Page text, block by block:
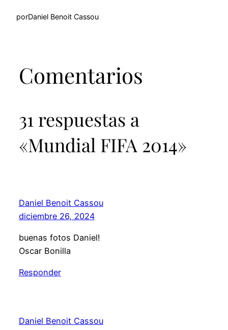
porDaniel Benoit Cassou
Comentarios
31 respuestas a
«Mundial FIFA 2014»
Daniel Benoit Cassou
diciembre 26, 2024
buenas fotos Daniel!
Oscar Bonilla
Responder
Daniel Benoit Cassou